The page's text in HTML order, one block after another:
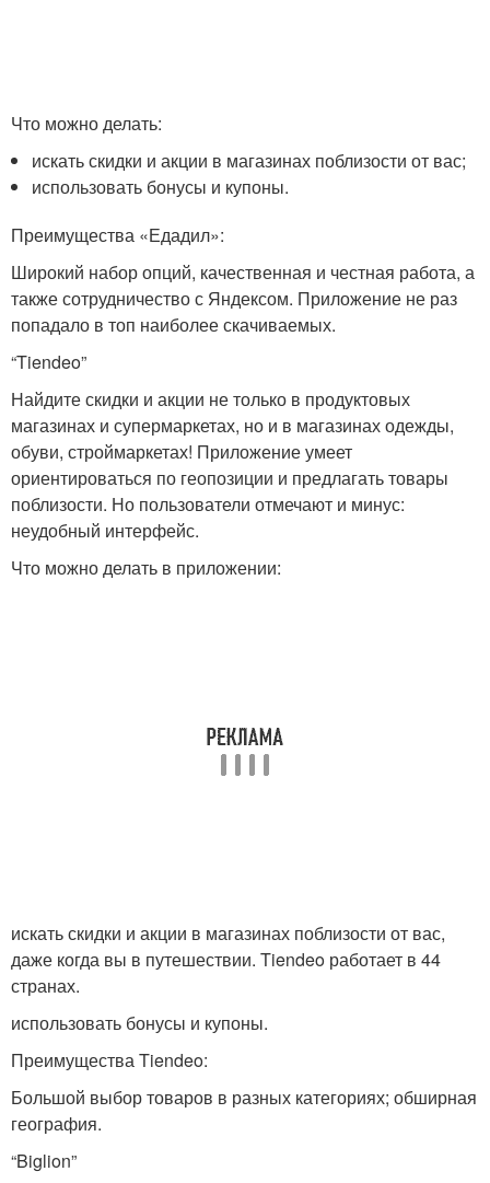
Что можно делать:
искать скидки и акции в магазинах поблизости от вас;
использовать бонусы и купоны.
Преимущества «Едадил»:
Широкий набор опций, качественная и честная работа, а
также сотрудничество с Яндексом. Приложение не раз
попадало в топ наиболее скачиваемых.
“Tiendeo”
Найдите скидки и акции не только в продуктовых
магазинах и супермаркетах, но и в магазинах одежды,
обуви, строймаркетах! Приложение умеет
ориентироваться по геопозиции и предлагать товары
поблизости. Но пользователи отмечают и минус:
неудобный интерфейс.
Что можно делать в приложении:
искать скидки и акции в магазинах поблизости от вас,
даже когда вы в путешествии. Tiendeo работает в 44
странах.
использовать бонусы и купоны.
Преимущества Tiendeo:
Большой выбор товаров в разных категориях; обширная
география.
“Biglion”